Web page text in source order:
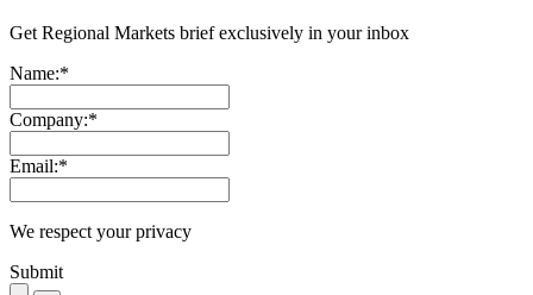
Get Regional Markets brief exclusively in your inbox
Name:*
Company:*
Email:*
We respect your privacy
Submit